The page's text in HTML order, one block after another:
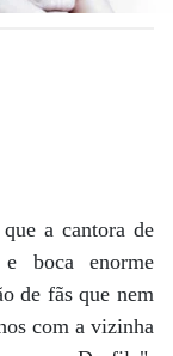
a cantora de
e boca enorme
de fãs que nem
com a vizinha